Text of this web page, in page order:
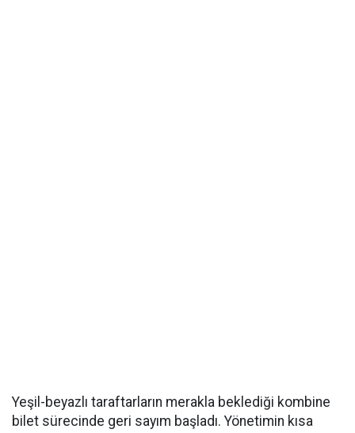
Yeşil-beyazlı taraftarların merakla beklediği kombine
bilet sürecinde geri sayım başladı. Yönetimin kısa